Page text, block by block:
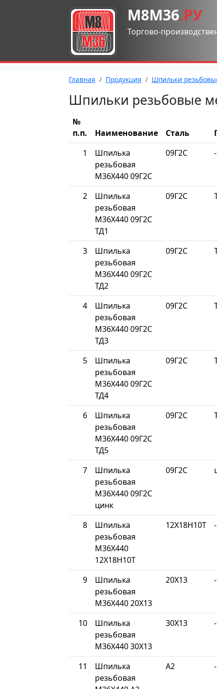
М8М36.РУ
Торгово-
Главная Продукция Шпильки
Шпильки резьбовые
№
п.п.
Наименование Сталь
1
Шпилька
резьбовая
М36Х440 09Г2С
09Г2С -
2
Шпилька
резьбовая
М36Х440 09Г2С
ТД1
09Г2С
3
Шпилька
резьбовая
М36Х440 09Г2С
ТД2
09Г2С
4
Шпилька
резьбовая
М36Х440 09Г2С
ТД3
09Г2С
5
Шпилька
резьбовая
М36Х440 09Г2С
ТД4
09Г2С
6
Шпилька
резьбовая
М36Х440 09Г2С
ТД5
09Г2С
7
Шпилька
резьбовая
М36Х440 09Г2С
цинк
09Г2С
8
Шпилька
резьбовая
М36Х440
12Х18Н10Т
12Х18Н10Т -
9
Шпилька
резьбовая
М36Х440 20Х13
20Х13 -
10
Шпилька
резьбовая
М36Х440 30Х13
30Х13 -
11
Шпилька
резьбовая
A2 -